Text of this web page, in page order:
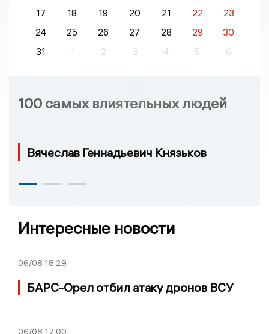
17
18 19 20 21 22
23
24
25 26 27 28 29
30
31
1 2 3 4 5 6
100 самых влиятельных людей
Вячеслав Геннадьевич Князьков
Интересные новости
06/08 18:29
БАРС-Орел отбил атаку дронов ВСУ
06/08 17:00